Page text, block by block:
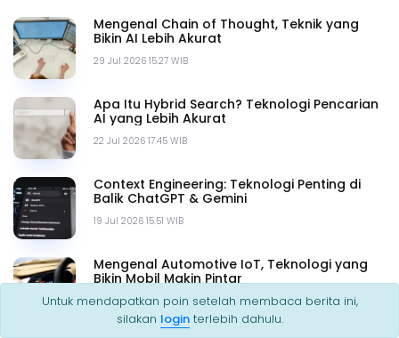
29 Jul 2026 15.27 WIB
Mengenal Chain of Thought, Teknik yang
Bikin AI Lebih Akurat
22 Jul 2026 17.45 WIB
Apa Itu Hybrid Search? Teknologi Pencarian
AI yang Lebih Akurat
19 Jul 2026 15.51 WIB
Context Engineering: Teknologi Penting di
Balik ChatGPT & Gemini
17 Jul 2026 19.22 WIB
Mengenal Automotive IoT, Teknologi yang
Bikin Mobil Makin Pintar
Untuk mendapatkan poin setelah membaca berita ini,
silakan loginterlebih dahulu.